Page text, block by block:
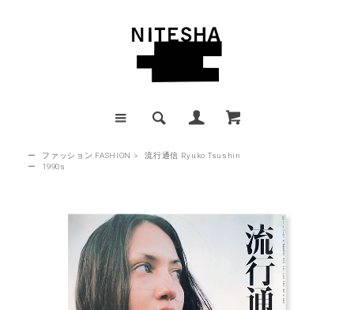
ー ファッション FASHION >
流行通信 Ryuko Tsushin
ー
1990s